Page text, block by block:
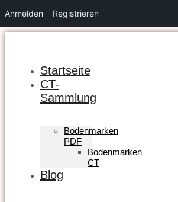
Anmelden Registrieren
Startseite
CT-
Sammlung
Bodenmarken
PDF
Bodenmarken
CT
Blog